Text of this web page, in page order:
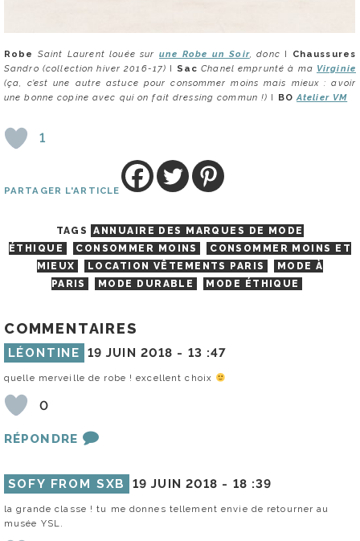
Robe Saint Laurent louée sur une Robe un Soir, donc I Chaussures
Sandro (collection hiver 2016-17) I Sac Chanel emprunté à ma Virginie
(ça, c’est une autre astuce pour consommer moins mais mieux : avoir
une bonne copine avec qui on fait dressing commun !) I BO Atelier VM
1
PARTAGER L'ARTICLE
TAGS
ANNUAIRE DES MARQUES DE MODE
ÉTHIQUE
CONSOMMER MOINS
CONSOMMER MOINS ET
MIEUX
LOCATION VÊTEMENTS PARIS
MODE À
PARIS
MODE DURABLE MODE ÉTHIQUE
COMMENTAIRES
LÉONTINE 19 JUIN 2018 - 13 :47
quelle merveille de robe ! excellent choix
0
RÉPONDRE
SOFY FROM SXB 19 JUIN 2018 - 18 :39
la grande classe ! tu me donnes tellement envie de retourner au
musée YSL.